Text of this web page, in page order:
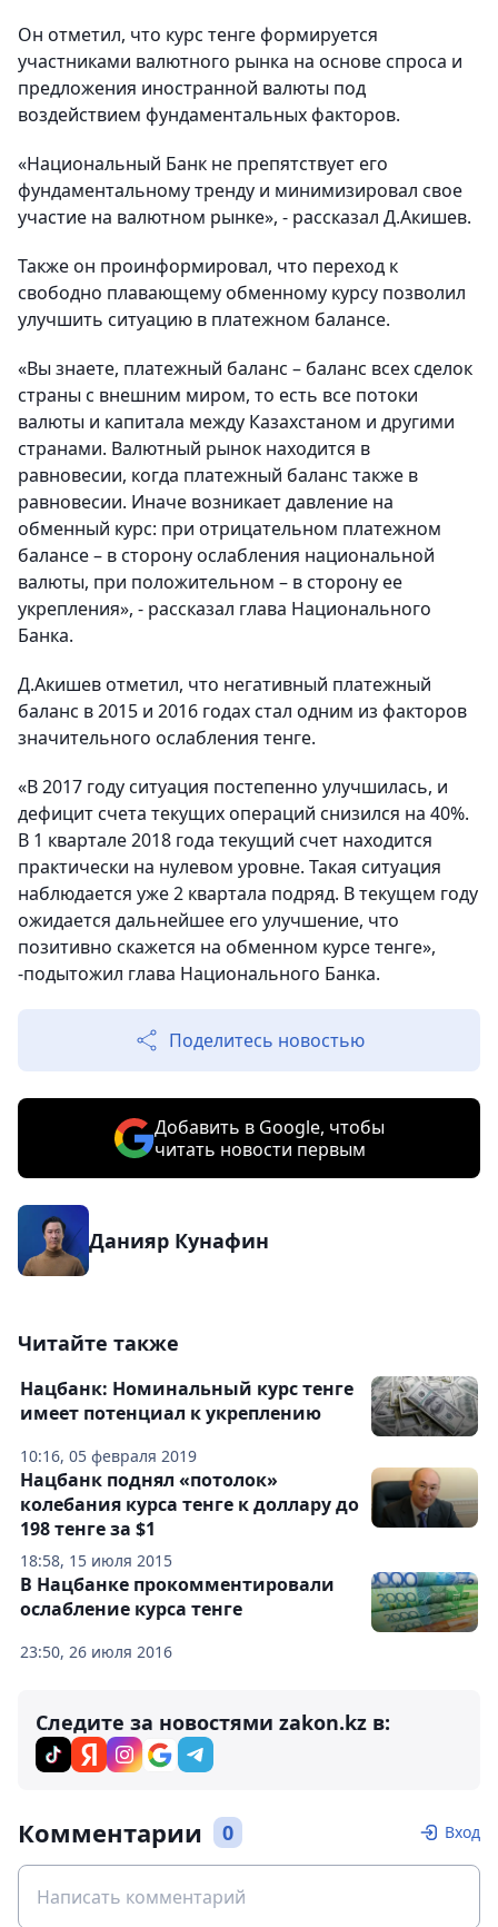
Он отметил, что курс тенге формируется
участниками валютного рынка на основе спроса и
предложения иностранной валюты под
воздействием фундаментальных факторов.
«Национальный Банк не препятствует его
фундаментальному тренду и минимизировал свое
участие на валютном рынке», - рассказал Д.Акишев.
Также он проинформировал, что переход к
свободно плавающему обменному курсу позволил
улучшить ситуацию в платежном балансе.
«Вы знаете, платежный баланс – баланс всех сделок
страны с внешним миром, то есть все потоки
валюты и капитала между Казахстаном и другими
странами. Валютный рынок находится в
равновесии, когда платежный баланс также в
равновесии. Иначе возникает давление на
обменный курс: при отрицательном платежном
балансе – в сторону ослабления национальной
валюты, при положительном – в сторону ее
укрепления», - рассказал глава Национального
Банка.
Д.Акишев отметил, что негативный платежный
баланс в 2015 и 2016 годах стал одним из факторов
значительного ослабления тенге.
«В 2017 году ситуация постепенно улучшилась, и
дефицит счета текущих операций снизился на 40%.
В 1 квартале 2018 года текущий счет находится
практически на нулевом уровне. Такая ситуация
наблюдается уже 2 квартала подряд. В текущем году
ожидается дальнейшее его улучшение, что
позитивно скажется на обменном курсе тенге»,
-подытожил глава Национального Банка.
Поделитесь новостью
Добавить в Google, чтобы
читать новости первым
Данияр Кунафин
Читайте также
10:16, 05 февраля 2019
Нацбанк: Номинальный курс тенге
имеет потенциал к укреплению
18:58, 15 июля 2015
Нацбанк поднял «потолок»
колебания курса тенге к доллару до
198 тенге за $1
23:50, 26 июля 2016
В Нацбанке прокомментировали
ослабление курса тенге
Следите за новостями zakon.kz в:
Комментарии 0 Вход